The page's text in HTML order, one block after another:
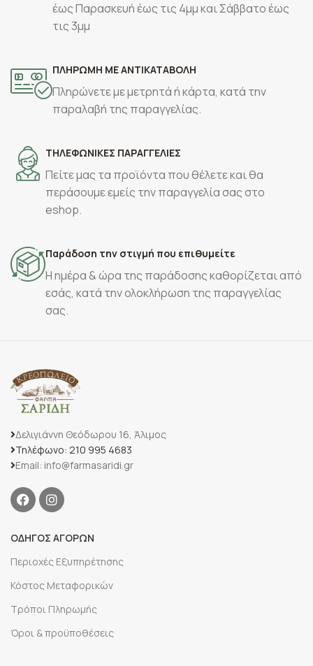
έως Παρασκευή έως τις 4μμ και Σάββατο έως
τις 3μμ
ΠΛΗΡΩΜΗ ΜΕ ΑΝΤΙΚΑΤΑΒΟΛΗ
Πληρώνετε με μετρητά ή κάρτα, κατά την
παραλαβή της παραγγελίας.
ΤΗΛΕΦΩΝΙΚΕΣ ΠΑΡΑΓΓΕΛΙΕΣ
Πείτε μας τα προϊόντα που θέλετε και θα
περάσουμε εμείς την παραγγελία σας στο
eshop.
Παράδοση την στιγμή που επιθυμείτε
Η ημέρα & ώρα της παράδοσης καθορίζεται από
εσάς, κατά την ολοκλήρωση της παραγγελίας
σας.
Δελιγιάννη Θεόδωρου 16, Άλιμος
Τηλέφωνο: 210 995 4683
Email: info@farmasaridi.gr
ΟΔΗΓΟΣ ΑΓΟΡΩΝ
Περιοχές Εξυπηρέτησης
Κόστος Μεταφορικών
Τρόποι Πληρωμής
Όροι & προϋποθέσεις